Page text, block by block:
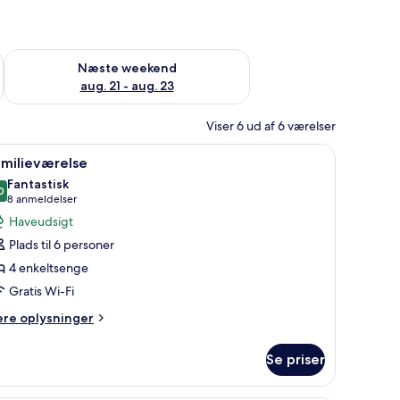
14 - aug. 16
Næste weekend
aug. 21 - aug. 23
Tjek tilgængelighed for næste weekend aug. 21 - aug. 23
Viser 6 ud af 6 værelser
og et vindue med udsigt til det fri.Et hotelværelse med en stor seng, to
6
ud af 10
Fantastisk
8 anmeldelser
(8
anmeldelser)
Haveudsigt
Plads til 6 personer
4 enkeltsenge
Gratis Wi-Fi
oplysninger
Se priser